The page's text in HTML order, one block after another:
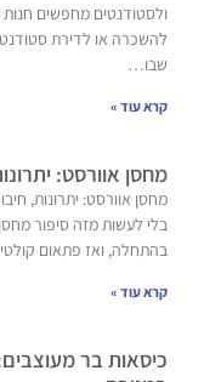
ולסטודנטים מחפשים חנות
להשכרה או לדירת
שבו…
קרא עוד »
מחסן אוורסט:
מחסן אוורסט: יתרונות,
בלי לעשות מזה סיפור
בהתחלה, ואז פתאום
קרא עוד »
כיסאות בר